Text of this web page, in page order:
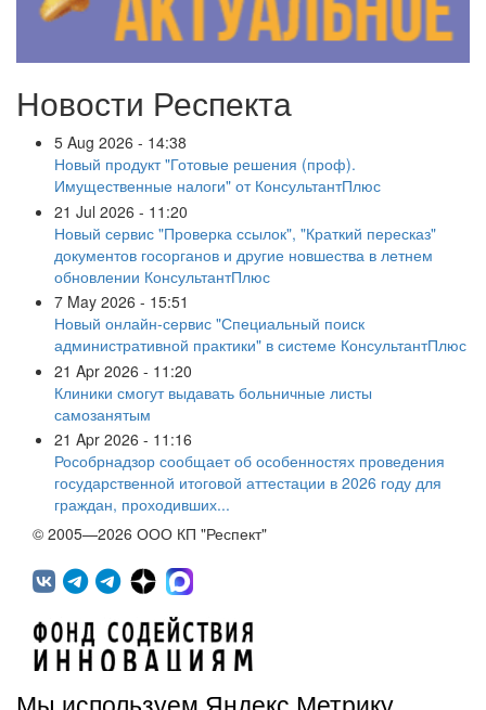
Новости Респекта
5 Aug 2026 - 14:38
Новый продукт "Готовые решения (проф).
Имущественные налоги" от КонсультантПлюс
21 Jul 2026 - 11:20
Новый сервис "Проверка ссылок", "Краткий пересказ"
документов госорганов и другие новшества в летнем
обновлении КонсультантПлюс
7 May 2026 - 15:51
Новый онлайн-сервис "Специальный поиск
административной практики" в системе КонсультантПлюс
21 Apr 2026 - 11:20
Клиники смогут выдавать больничные листы
самозанятым
21 Apr 2026 - 11:16
Рособрнадзор сообщает об особенностях проведения
государственной итоговой аттестации в 2026 году для
граждан, проходивших...
© 2005—2026 ООО КП "Респект"